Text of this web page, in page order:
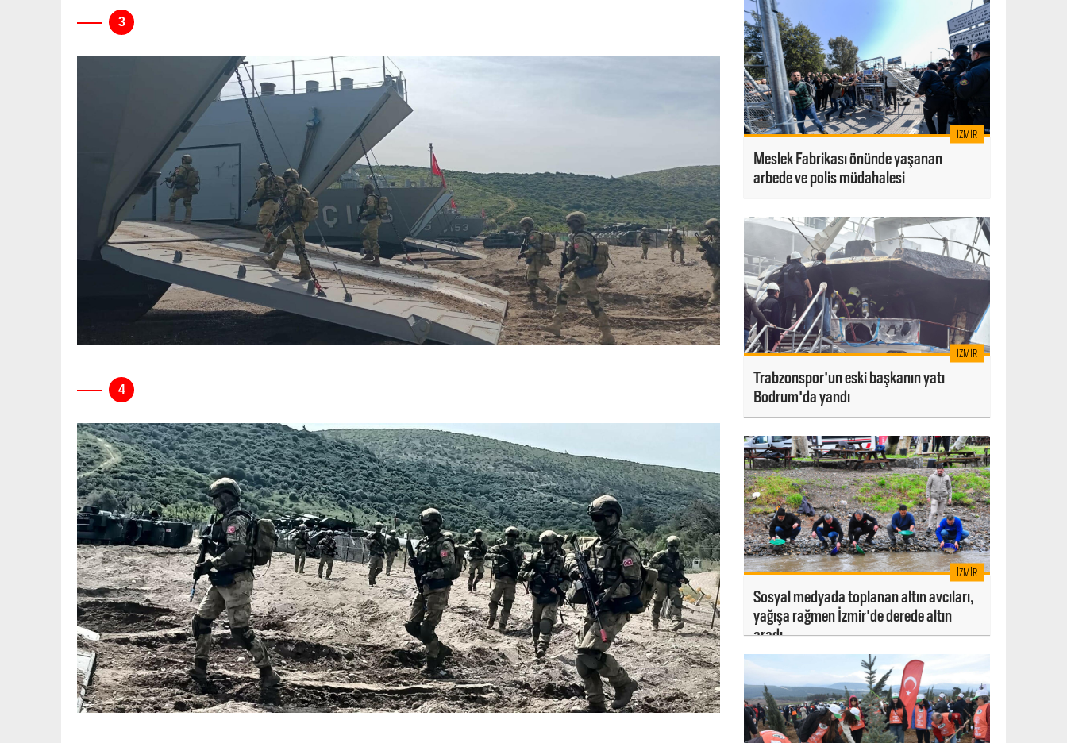
İZMIR
Meslek Fabrikası önünde yaşanan
arbede ve polis müdahalesi
İZMIR
Trabzonspor'un eski başkanın yatı
Bodrum'da yandı
İZMIR
Sosyal medyada toplanan altın avcıları,
yağışa rağmen İzmir'de derede altın
aradı